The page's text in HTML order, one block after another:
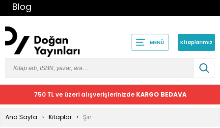
Blog
MENÜ Kitaplarımız
750 TL ve üzeri alışverişlerinizde KARGO BEDAVA
Ana Sayfa Kitaplar Şiir